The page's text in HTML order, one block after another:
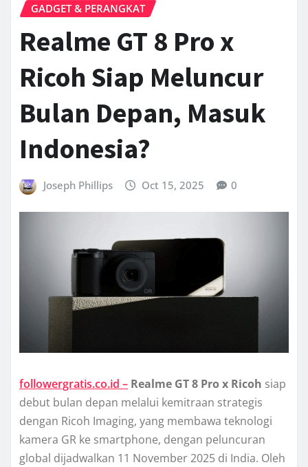
GADGET & PERANGKAT
Realme GT 8 Pro x
Ricoh Siap Meluncur
Bulan Depan, Masuk
Indonesia?
Joseph Phillips Oct 15, 2025 0
followergratis.co.id – Realme GT 8 Pro x Ricoh siap
debut bulan depan melalui kemitraan strategis
dengan Ricoh Imaging, yang membawa teknologi
kamera GR ke smartphone, dengan peluncuran
global dijadwalkan 11 November 2025 di India. Oleh